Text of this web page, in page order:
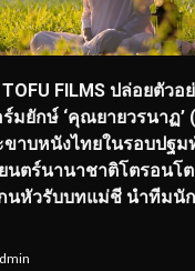
FILMS ปล่อยตัวอ
มยักษ์ ‘คุณยายวรนาฏ’
ขาบหนังไทยในรอบปฐ
นตร์นานาชาติโตรอนโต
นหัวรับบทแม่ชี นำทีมนั